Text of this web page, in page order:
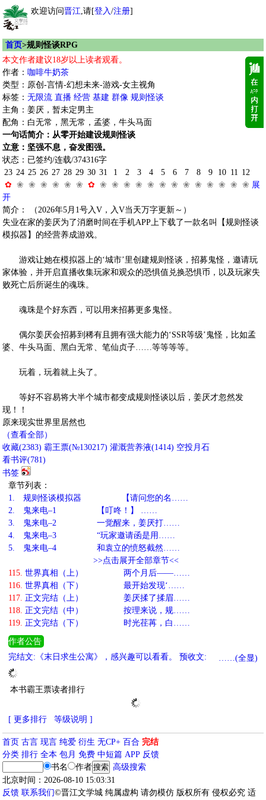
欢迎访问晋江,请[登入/注册]
首页>规则怪谈RPG
本文作者建议18岁以上读者观看。
作者： 咖啡牛奶茶
类型：原创-言情-幻想未来-游戏-女主视角
标签： 无限流 直播 经营 基建 群像 规则怪谈
主角：姜厌，暂未定男主
配角：白无常，黑无常，孟婆，牛头马面
一句话简介：从零开始建设规则怪谈
立意：坚强不息，奋发图强。
状态：已签约/连载/374316字
23
✿
24
❀
25
❀
26
❀
27
❀
28
❀
29
❀
30
✿
31
❀
1
❀
2
❀
3
❀
4
❀
5
❀
6
❀
7
❀
8
❀
9
❀
10
❀
11
❀
12
❀ 展
开
简介： （2026年5月1号入V，入V当天万字更新～）
失业在家的姜厌为了消磨时间在手机APP上下载了一款名叫【规则怪谈
模拟器】的经营养成游戏。
游戏让她在模拟器上的‘城市’里创建规则怪谈，招募鬼怪，邀请玩
家体验，并开启直播收集玩家和观众的恐惧值兑换恐惧币，以及玩家失
败死亡后所诞生的魂珠。
魂珠是个好东西，可以用来招募更多鬼怪。
偶尔姜厌会招募到稀有且拥有强大能力的‘SSR等级’鬼怪，比如孟
婆、牛头马面、黑白无常、笔仙贞子……等等等等。
玩着，玩着就上头了。
等好不容易将大半个城市都变成规则怪谈以后，姜厌才忽然发
现！！
原来现实世界里居然也
（查看全部）
收藏(2383) 霸王票(№130217) 灌溉营养液(1414) 空投月石
看书评(781)
书签
章节列表：
1.
规则怪谈模拟器 【请问您的名……
2.
鬼来电–1 【叮咚！】 ……
3.
鬼来电–2 一觉醒来，姜厌打……
4.
鬼来电–3 “玩家邀请函是用……
5.
鬼来电–4 和袁立的愤怒截然……
>>点击展开全部章节<<
115. 世界真相（上） 两个月后——……
116. 世界真相（下） 最开始发现‘……
117. 正文完结（上） 姜厌揉了揉眉……
118. 正文完结（中） 按理来说，规……
119. 正文完结（下） 时光荏苒，白……
作者公告
完结文:《末日求生公寓》，感兴趣可以看看。 预收文:《我把惊悚世
界玩成乙女游戏》，感兴趣的可以收藏。 预收文:《星际世界的F级
……(全显)
本书霸王票读者排行
[ 更多排行 等级说明 ]
首页 古言 现言 纯爱 衍生 无CP+ 百合 完结
分类 排行 全本 包月 免费 中短篇 APP 反馈
书名
作者
高级搜索
北京时间：2026-08-10 15:03:31
反馈 联系我们©晋江文学城 纯属虚构 请勿模仿 版权所有 侵权必究 适